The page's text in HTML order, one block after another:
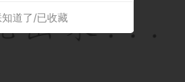
知道了/已收藏